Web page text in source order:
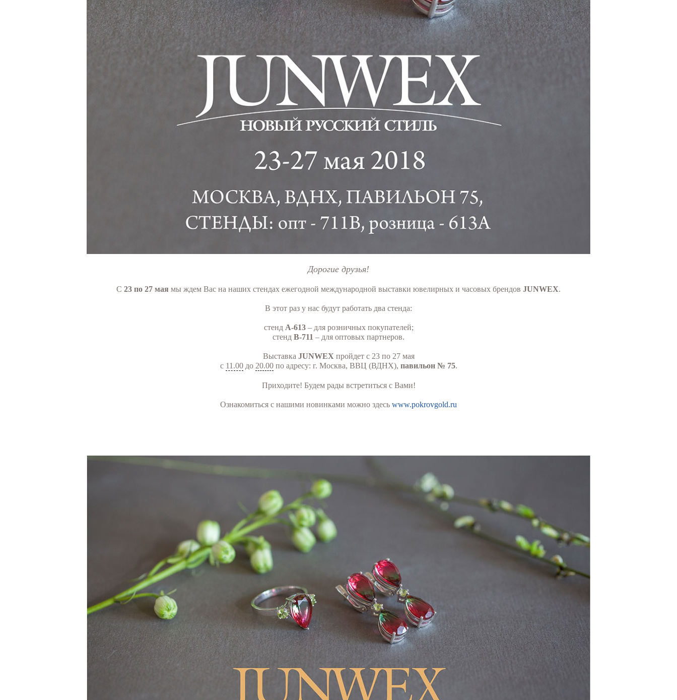
Дорогие друзья!
С 23 по 27 мая мы ждем Вас на наших стендах ежегодной международной выставки ювелирных и часовых брендов JUNWEX.
В этот раз у нас будут работать два стенда:
стенд А-613 – для розничных покупателей;
стенд В-711 – для оптовых партнеров.
Выставка JUNWEX пройдет с 23 по 27 мая
с 11.00до 20.00по адресу: г. Москва, ВВЦ (ВДНХ), павильон № 75.
Приходите! Будем рады встретиться с Вами!
Ознакомиться с нашими новинками можно здесь www.pokrovgold.ru